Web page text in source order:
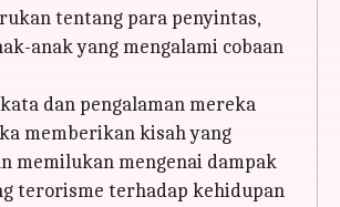
tentang para penyintas,
anak yang mengalami cobaan
dan pengalaman mereka
memberikan kisah yang
memilukan mengenai dampak
terorisme terhadap kehidupan